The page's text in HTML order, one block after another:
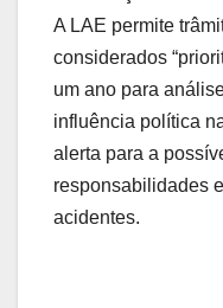
A LAE permite
considerados
um ano para
influência política
alerta para a
responsabilidades
acidentes.